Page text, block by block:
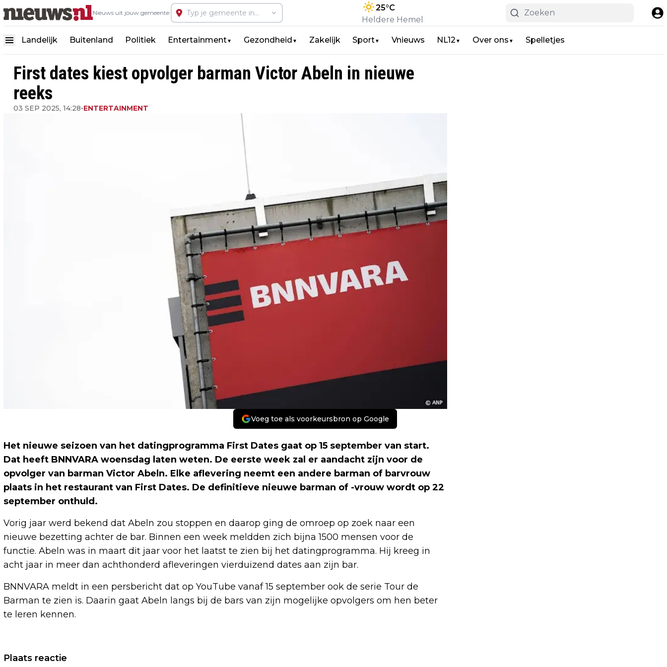
Nieuws uit jouw gemeente:
25°C
Heldere Hemel
Landelijk Buitenland Politiek Entertainment▼ Gezondheid ▼ Zakelijk Sport▼ Vnieuws NL12 ▼ Over ons ▼ Spelletjes
First dates kiest opvolger barman Victor Abeln in nieuwe
reeks
03 SEP 2025, 14:28•ENTERTAINMENT
Voeg toe als voorkeursbron op Google
Het nieuwe seizoen van het datingprogramma First Dates gaat op 15 september van start.
Dat heeft BNNVARA woensdag laten weten. De eerste week zal er aandacht zijn voor de
opvolger van barman Victor Abeln. Elke aflevering neemt een andere barman of barvrouw
plaats in het restaurant van First Dates. De definitieve nieuwe barman of -vrouw wordt op 22
september onthuld.
Vorig jaar werd bekend dat Abeln zou stoppen en daarop ging de omroep op zoek naar een
nieuwe bezetting achter de bar. Binnen een week meldden zich bijna 1500 mensen voor de
functie. Abeln was in maart dit jaar voor het laatst te zien bij het datingprogramma. Hij kreeg in
acht jaar in meer dan achthonderd afleveringen vierduizend dates aan zijn bar.
BNNVARA meldt in een persbericht dat op YouTube vanaf 15 september ook de serie Tour de
Barman te zien is. Daarin gaat Abeln langs bij de bars van zijn mogelijke opvolgers om hen beter
te leren kennen.
Vorig artikel
Plaats reactie